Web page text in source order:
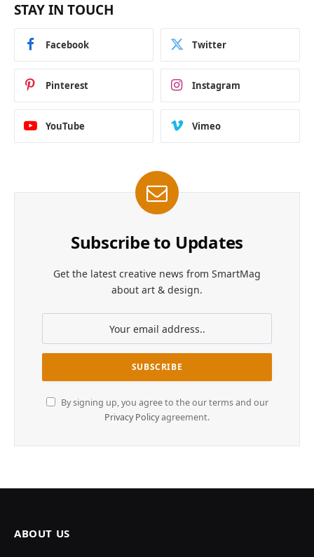
STAY IN TOUCH
Facebook Twitter
Pinterest Instagram
YouTube Vimeo
Subscribe to Updates
Get the latest creative news from SmartMag
about art & design.
By signing up, you agree to the our terms and our
Privacy Policyagreement.
ABOUT US